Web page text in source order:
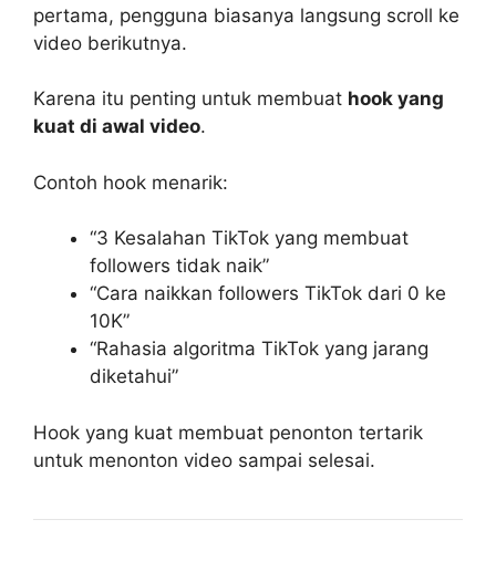
pertama, pengguna biasanya langsung scroll ke
video berikutnya.
Karena itu penting untuk membuat hook yang
kuat di awal video.
Contoh hook menarik:
“3 Kesalahan TikTok yang membuat
followers tidak naik”
“Cara naikkan followers TikTok dari 0 ke
10K”
“Rahasia algoritma TikTok yang jarang
diketahui”
Hook yang kuat membuat penonton tertarik
untuk menonton video sampai selesai.